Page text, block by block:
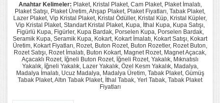
Anahtar Kelimeler: Plaket, Kristal Plaket, Cam Plaket, Plaket İmalatı,
Plaket Satışı, Plaket Üretim, Ahşap Plaket, Plaket Fiyatları, Tabak Plaket,
Lazer Plaket, Vip Kristal Plaket, Kristal Ödüller, Kristal Küp, Kristal Küpler,
Vip Kristal Plaket, Standart Kristal Plaket, Kupa, İthal Kupa, Kupa Satışı,
Figürlü Kupa, Figürler, Kupa Bardak, Porselen Kupa, Porselen Bardak,
Seramik Kupa, Seramik Kupa, Kokart, Kokart İmalatı, Kokart Satışı, Kokart
Üretim, Kokart Fiyatları, Rozet, Buton Rozet, Buton Rozetler, Rozet Buton,
Rozet Satışı, Rozet İmalatı, Buton Kokart, Magnet Rozet, Magnet Açacak,
Açacaklı Rozet, İğneli Buton Rozet, İğneli Rozet, Yakalık, Mıknatıslı
Yakalık, İğneli Yakalık, Lazer Yakalık, Özel Kesm Yakalık, Madalya,
Madalya İmalatı, Ucuz Madalya, Madalya Üretim, Tabak Plaket, Gümüş
Tabak Plaket, Altın Tabak Plaket, İthal Tabak, Yerl Tabak, Tabak Plaket
Fiyatları